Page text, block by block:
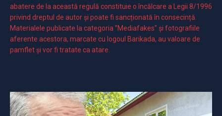
abatere de la această regulă constituie o încălcare a Legii 8/1996
privind dreptul de autor și poate fi sancționată în consecință.
Materialele publicate la categoria ”Mediafakes” și fotografiile
aferente acestora, marcate cu logoul Barikada, au valoare de
pamflet și vor fi tratate ca atare.